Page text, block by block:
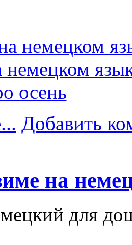
немецком
немецком
осень
Добавить
на
для